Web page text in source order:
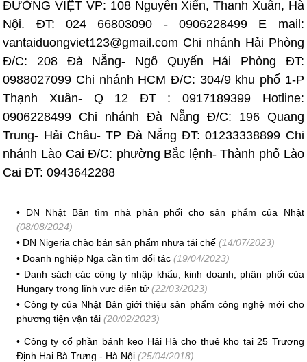
ĐƯỜNG VIỆT VP: 108 Nguyễn Xiển, Thanh Xuân, Hà
Nội. ĐT: 024 66803090 - 0906228499 E mail:
vantaiduongviet123@gmail.com Chi nhánh Hải Phòng
Đ/C: 208 Đà Nẵng- Ngô Quyến Hải Phòng ĐT:
0988027099 Chi nhánh HCM Đ/C: 304/9 khu phố 1-P
Thạnh Xuân- Q 12 ĐT : 0917189399 Hotline:
0906228499 Chi nhánh Đà Nẵng Đ/C: 196 Quang
Trung- Hải Châu- TP Đà Nẵng ĐT: 01233338899 Chi
nhánh Lào Cai Đ/C: phường Bắc lệnh- Thành phố Lào
Cai ĐT: 0943642288
• DN Nhật Bản tìm nhà phân phối cho sản phẩm của Nhật
(08/08/2024)
• DN Nigeria chào bán sản phẩm nhựa tái chế (14/07/2023)
• Doanh nghiệp Nga cần tìm đối tác (19/04/2023)
• Danh sách các công ty nhập khẩu, kinh doanh, phân phối của
Hungary trong lĩnh vực điện tử (22/03/2023)
• Công ty của Nhật Bản giới thiệu sản phẩm công nghệ mới cho
phương tiện vận tải (20/02/2023)
• Công ty cổ phần bánh kẹo Hải Hà cho thuê kho tại 25 Trương
Định Hai Bà Trưng - Hà Nội(25/04/2018)